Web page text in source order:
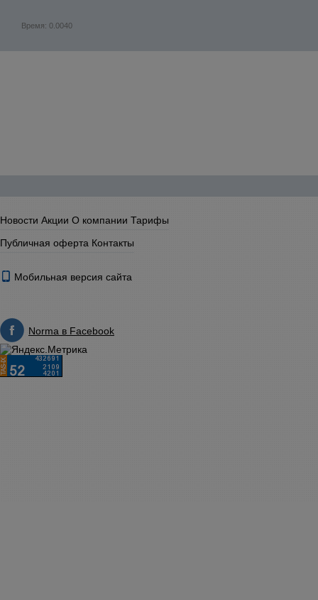
Время: 0.0040
Новости Акции О компании Тарифы
Публичная оферта Контакты
Мобильная версия сайта
Norma в Facebook